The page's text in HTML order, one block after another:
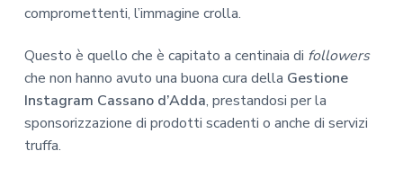
compromettenti, l’immagine crolla.
Questo è quello che è capitato a centinaia di followers
che non hanno avuto una buona cura della Gestione
Instagram Cassano d’Adda, prestandosi per la
sponsorizzazione di prodotti scadenti o anche di servizi
truffa.